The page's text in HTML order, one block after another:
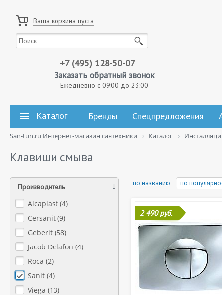
Ваша корзина пуста
+7 (495) 128-50-07
Заказать обратный звонок
Ежедневно с 09:00 до 23:00
Каталог Бренды Спецпредложения
San-tun.ru Интернет-магазин сантехники Каталог
Клавиши смыва
Производитель
Alcaplast (4)
Cersanit (9)
Geberit (58)
Jacob Delafon (4)
Roca (2)
Sanit (4)
Viega (13)
по названию по
2 490 руб.